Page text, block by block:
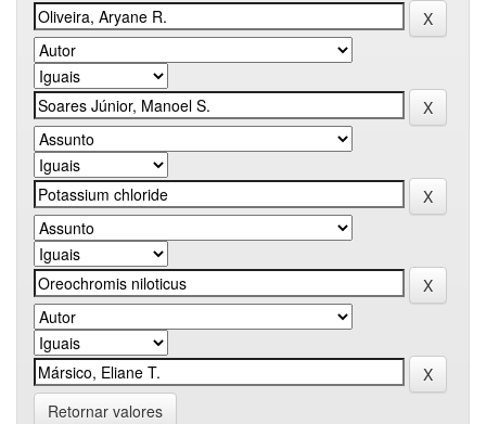
Retornar valores